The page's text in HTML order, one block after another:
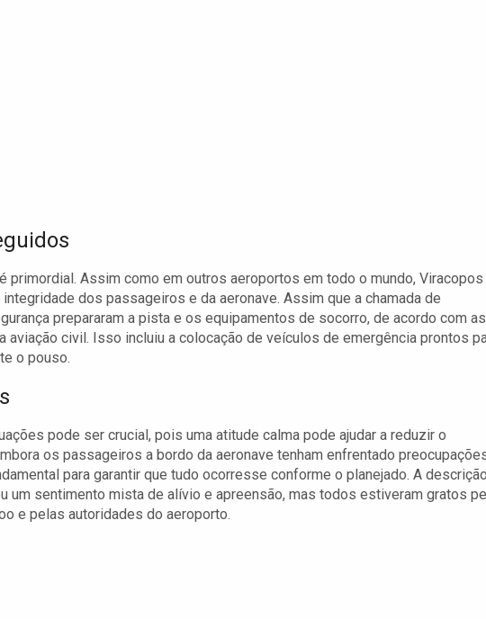
primordial. Assim como em outros aeroportos em todo o mundo, Viracopos
dos passageiros e da aeronave. Assim que a chamada de
prepararam a pista e os equipamentos de socorro, de acordo com as
civil. Isso incluiu a colocação de veículos de emergência prontos
o pouso.
pode ser crucial, pois uma atitude calma pode ajudar a reduzir o
os passageiros a bordo da aeronave tenham enfrentado
para garantir que tudo ocorresse conforme o planejado. A
um sentimento mista de alívio e apreensão, mas todos estiveram gratos
e pelas autoridades do aeroporto.